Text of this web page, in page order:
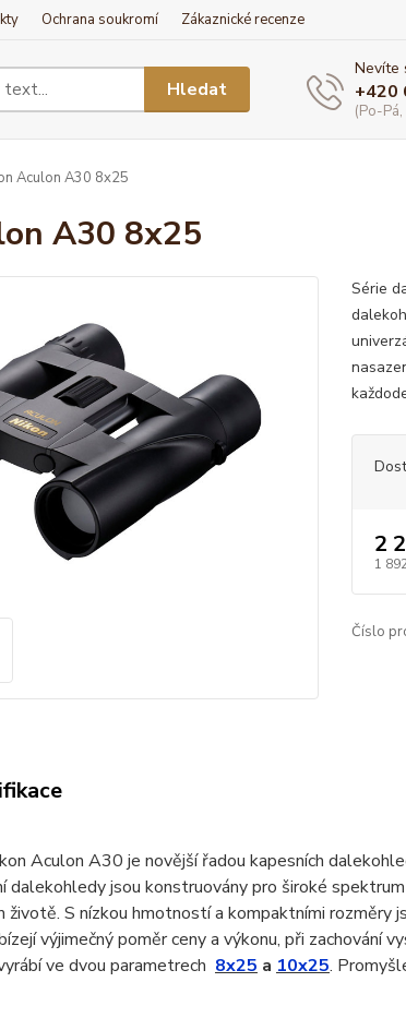
Ochrana soukromí Zákaznické recenze
Hledat
Nevíte
+420
(Po-
Aculon A30 8x25
A30 8x25
Série
2
1
Číslo
Aculon A30 je novější řadou kapesních
dalekohledy jsou konstruovány pro široké
životě. S nízkou hmotností a kompaktními rozměry
výjimečný poměr ceny a výkonu, při zachování
ve dvou parametrech 8x25 a 10x25.